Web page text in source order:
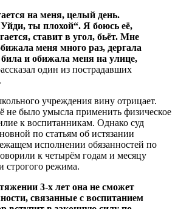
на меня, целый день.
ты плохой“. Я боюсь её,
ставит в угол, бьёт. Мне
меня много раз, дергала
и обижала меня на улице,
один из пострадавших
учреждения вину отрицает.
не было умысла применить физическое
к воспитанникам. Однако суд
по статьям об истязании
исполнении обязанностей по
к четырём годам и месяцу
строгого режима.
3-х лет она не сможет
связанные с воспитанием